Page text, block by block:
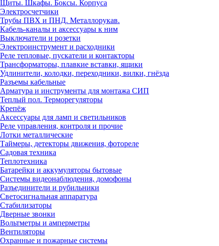
Щиты. Шкафы. Боксы. Корпуса
Электросчетчики
Трубы ПВХ и ПНД. Металлорукав.
Кабель-каналы и аксессуары к ним
Выключатели и розетки
Электроинструмент и расходники
Реле тепловые, пускатели и контакторы
Трансформаторы, плавкие вставки, ящики
Удлинители, колодки, переходники, вилки, гнёзда
Разъемы кабельные
Арматура и инструменты для монтажа СИП
Теплый пол. Терморегуляторы
Крепёж
Аксессуары для ламп и светильников
Реле управления, контроля и прочие
Лотки металлические
Таймеры, детекторы движения, фотореле
Садовая техника
Теплотехника
Батарейки и аккумуляторы бытовые
Системы видеонаблюдения, домофоны
Разъединители и рубильники
Светосигнальная аппаратура
Стабилизаторы
Дверные звонки
Вольтметры и амперметры
Вентиляторы
Охранные и пожарные системы